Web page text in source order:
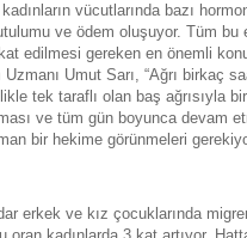
vücutlarında bazı
ve ödem oluşuyor. Tüm
edilmesi gereken en önemli
Uzmanı Umut Sarı, “Ağrı
tek taraflı olan baş ağrısıyla
ve tüm gün boyunca devam
bir hekime görünmeleri
erkek ve kız çocuklarında